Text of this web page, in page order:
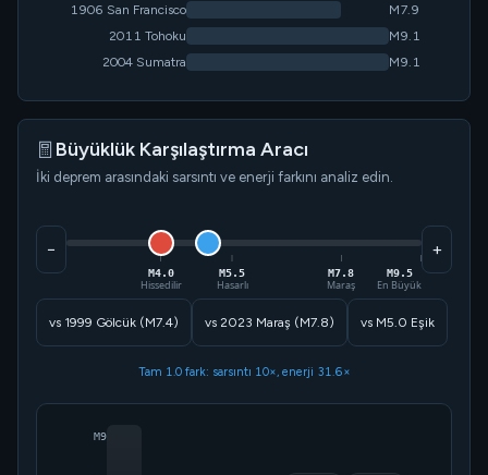
1906 San Francisco
M7.9
2011 Tohoku
M9.1
2004 Sumatra
M9.1
Büyüklük Karşılaştırma Aracı
İki deprem arasındaki sarsıntı ve enerji farkını analiz edin.
−
M4.0
Hissedilir
M5.5
Hasarlı
M7.8
Maraş
M9.5
En Büyük
+
vs 1999 Gölcük (M7.4) vs 2023 Maraş (M7.8) vs M5.0 Eşik
Tam 1.0 fark: sarsıntı 10×, enerji 31.6×
M9